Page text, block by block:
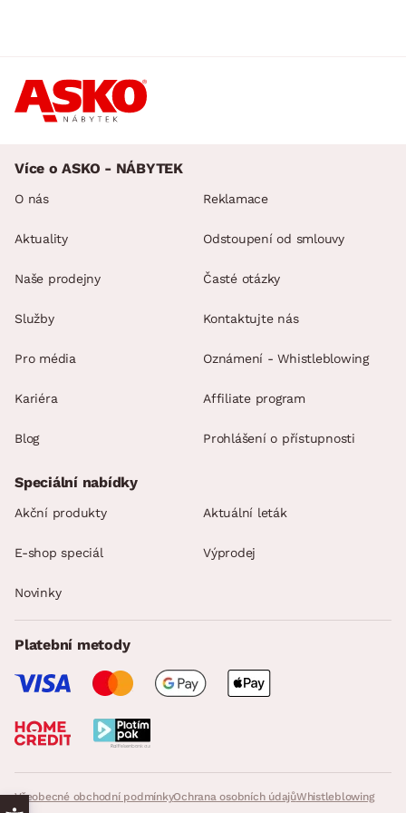
Více o ASKO - NÁBYTEK
O nás
Aktuality
Naše prodejny
Služby
Pro média
Kariéra
Blog
Reklamace
Odstoupení od smlouvy
Časté otázky
Kontaktujte nás
Oznámení - Whistleblowing
Affiliate program
Prohlášení o přístupnosti
Všeobecné obchodní podmínkyOchrana osobních údajůWhistleblowing
Speciální nabídky
Akční produkty Aktuální leták
E-shop speciál Výprodej
Novinky
Platební metody